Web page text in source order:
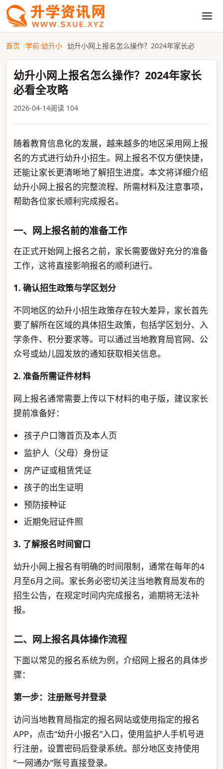
首页 学前·幼升小 幼升小网上报名怎么操作？2024年家长必
幼升小网上报名怎么操作？2024年家长
必看全攻略
2026-04-14阅读 104
随着教育信息化的发展，越来越多的地区采用网上报
名的方式进行幼升小招生。网上报名不仅方便快捷，
还能让家长更清晰地了解招生进度。本文将详细介绍
幼升小网上报名的完整流程、所需材料及注意事项，
帮助各位家长顺利完成报名。
一、网上报名前的准备工作
在正式开始网上报名之前，家长需要做好充分的准备
工作，这将直接影响报名的顺利进行。
1. 确认招生政策与学区划分
不同地区的幼升小招生政策存在较大差异，家长首先
要了解所在区域的具体招生政策，包括学区划分、入
学条件、积分要求等。可以通过当地教育局官网、公
众号或幼儿园发放的通知获取相关信息。
2. 准备所需证件材料
网上报名通常需要上传以下材料的电子版，建议家长
提前准备好：
孩子户口簿首页及本人页
监护人（父母）身份证
房产证或租赁凭证
孩子的出生证明
预防接种证
近期免冠证件照
3. 了解报名时间窗口
幼升小网上报名有明确的时间限制，通常在每年的4
月至6月之间。家长务必密切关注当地教育局发布的
招生公告，在规定时间内完成报名，逾期将无法补
报。
二、网上报名具体操作流程
下面以常见的报名系统为例，介绍网上报名的具体步
骤：
第一步：注册账号并登录
访问当地教育局指定的报名网站或使用指定的报名
APP，点击“幼升小报名”入口，使用监护人手机号进
行注册，设置密码后登录系统。部分地区支持使用
“一网通办”账号直接登录。